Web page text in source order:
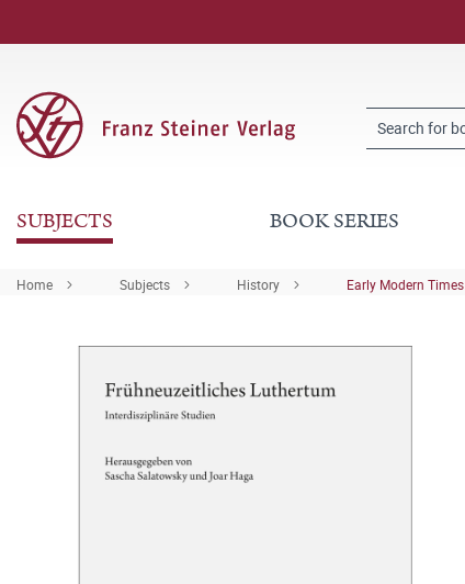
SUBJECTS BOOK SERIES
Home Subjects History Early Modern Times